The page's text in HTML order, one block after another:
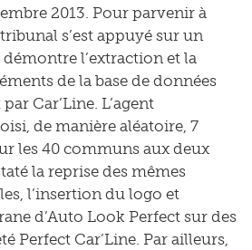
2013. Pour parvenir à
s’est appuyé sur un
démontre l’extraction et la
de la base de données
Car’Line. L’agent
de manière aléatoire, 7
les 40 communs aux deux
la reprise des mêmes
l’insertion du logo et
d’Auto Look Perfect sur des
Perfect Car’Line. Par ailleurs,